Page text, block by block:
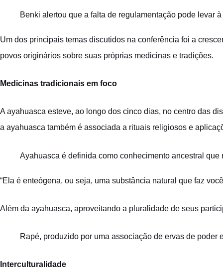
Benki alertou que a falta de regulamentação pode levar
Um dos principais temas discutidos na conferência foi a
povos originários sobre suas próprias medicinas e tradições.
Medicinas tradicionais em foco
A ayahuasca esteve, ao longo dos cinco dias, no centro das
a ayahuasca também é associada a rituais religiosos e
Ayahuasca é definida como conhecimento ancestral
“Ela é enteógena, ou seja, uma substância natural que faz
Além da ayahuasca, aproveitando a pluralidade de seus
Rapé, produzido por uma associação de ervas de
Interculturalidade